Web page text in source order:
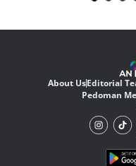
About UsEditorial
Pedoman